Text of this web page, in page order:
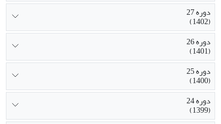
دوره 27
(1402)
دوره 26
(1401)
دوره 25
(1400)
دوره 24
(1399)